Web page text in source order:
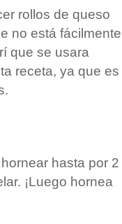
rollos de queso
no está fácilmente
que se usara
receta, ya que es
hasta por 2
¡Luego hornea